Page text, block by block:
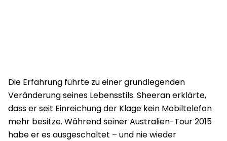
Die Erfahrung führte zu einer grundlegenden
Veränderung seines Lebensstils. Sheeran erklärte,
dass er seit Einreichung der Klage kein Mobiltelefon
mehr besitze. Während seiner Australien-Tour 2015
habe er es ausgeschaltet – und nie wieder